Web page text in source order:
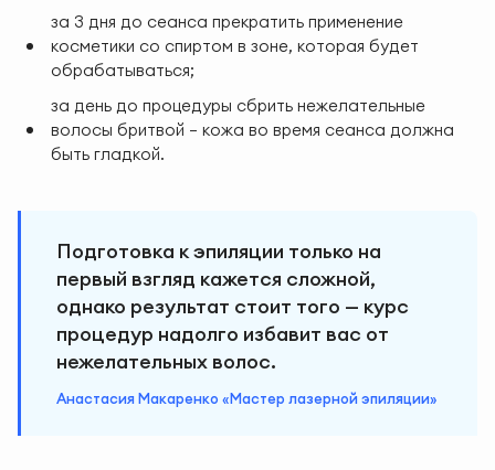
за 3 дня до сеанса прекратить применение
косметики со спиртом в зоне, которая будет
обрабатываться;
за день до процедуры сбрить нежелательные
волосы бритвой — кожа во время сеанса должна
быть гладкой.
Подготовка к эпиляции только на
первый взгляд кажется сложной,
однако результат стоит того — курс
процедур надолго избавит вас от
нежелательных волос.
Анастасия Макаренко «Мастер лазерной эпиляции»